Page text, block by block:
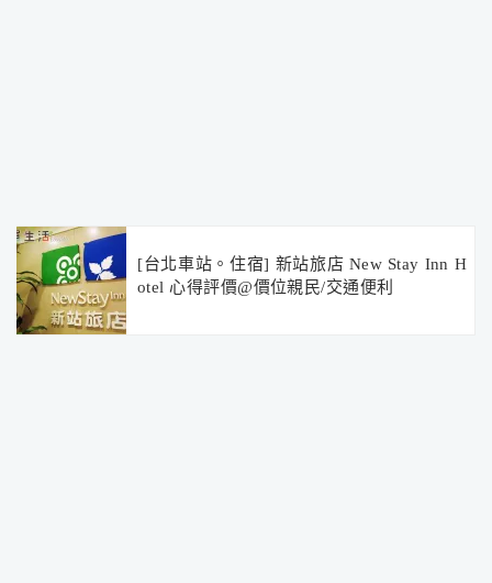
[台北車站。住宿] 新站旅店 New Stay Inn H
otel 心得評價@價位親民/交通便利